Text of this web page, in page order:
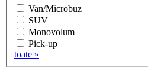
Van/Microbuz
SUV
Monovolum
Pick-up
toate »